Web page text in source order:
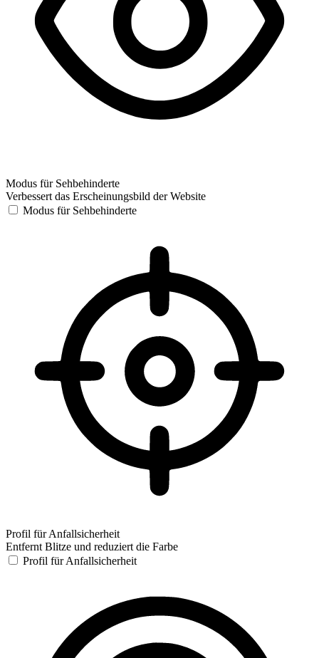
Modus für Sehbehinderte
Verbessert das Erscheinungsbild der Website
Modus für Sehbehinderte
Profil für Anfallsicherheit
Entfernt Blitze und reduziert die Farbe
Profil für Anfallsicherheit